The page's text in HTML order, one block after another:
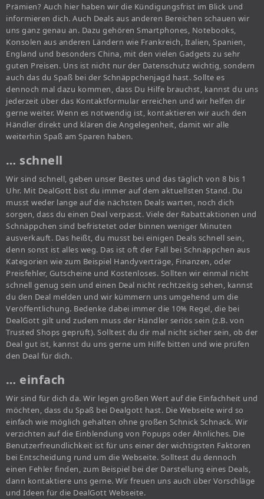
Prämien? Auch hier haben wir die Kündigungsfrist im Blick und
informieren dich. Auch Deals aus anderen Bereichen schauen wir
uns ganz genau an. Dazu gehören Smartphones, Notebooks,
Konsolen aus anderen Ländern wie Frankreich, Italien, Spanien,
England und besonders China, mit den vielen Gadgets zu sehr
guten Preisen. Uns ist nicht nur der Datenschutz wichtig, sondern
auch das du Spaß bei der Schnäppchenjagd hast. Sollte es
dennoch mal dazu kommen, dass Du Hilfe brauchst, kannst du uns
jederzeit über das Kontaktformular erreichen und wir helfen dir
gerne weiter. Wenn es notwendig ist, kontaktieren wir auch den
Händler direkt und klären die Angelegenheit, damit wir alle
weiterhin Spaß am Sparen haben.
… schnell
Wir sind schnell, geben unser Bestes und das täglich von 8 bis 1
Uhr. Mit DealGott bist du immer auf dem aktuellsten Stand. Du
musst weder lange auf die nächsten Deals warten, noch dich
sorgen, dass du einen Deal verpasst. Viele der Rabattaktionen und
Schnäppchen sind befristetet oder binnen weniger Minuten
ausverkauft. Das heißt, du musst bei einigen Deals schnell sein,
denn sonst ist alles weg. Das ist oft der Fall bei Schnäppchen aus
Kategorien wie zum Beispiel Handyverträge, Finanzen, oder
Preisfehler, Gutscheine und Kostenloses. Sollten wir einmal nicht
schnell genug sein und einen Deal nicht rechtzeitig sehen, kannst
du den Deal melden und wir kümmern uns umgehend um die
Veröffentlichung. Bedenke dabei immer die 10% Regel, die bei
DealGott gilt und zudem muss der Händler seriös sein (z.B. von
Trusted Shops geprüft). Solltest du dir mal nicht sicher sein, ob der
Deal gut ist, kannst du uns gerne um Hilfe bitten und wie prüfen
den Deal für dich.
… einfach
Wir sind für dich da. Wir legen großen Wert auf die Einfachheit und
möchten, dass du Spaß bei Dealgott hast. Die Webseite wird so
einfach wie möglich gehalten ohne großen Schnick Schnack. Wir
verzichten auf die Einblendung von Popups oder Ähnliches. Die
Benutzerfreundlichkeit ist für uns einer der wichtigsten Faktoren
bei Entscheidung rund um die Webseite. Solltest du dennoch
einen Fehler finden, zum Beispiel bei der Darstellung eines Deals,
dann kontaktiere uns gerne. Wir freuen uns auch über Vorschläge
und Ideen für die DealGott Webseite.